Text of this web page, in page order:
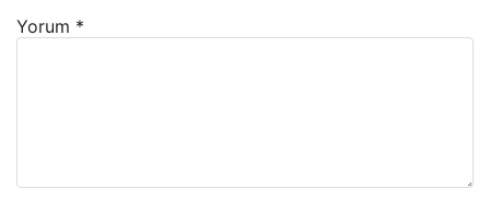
Yorum *